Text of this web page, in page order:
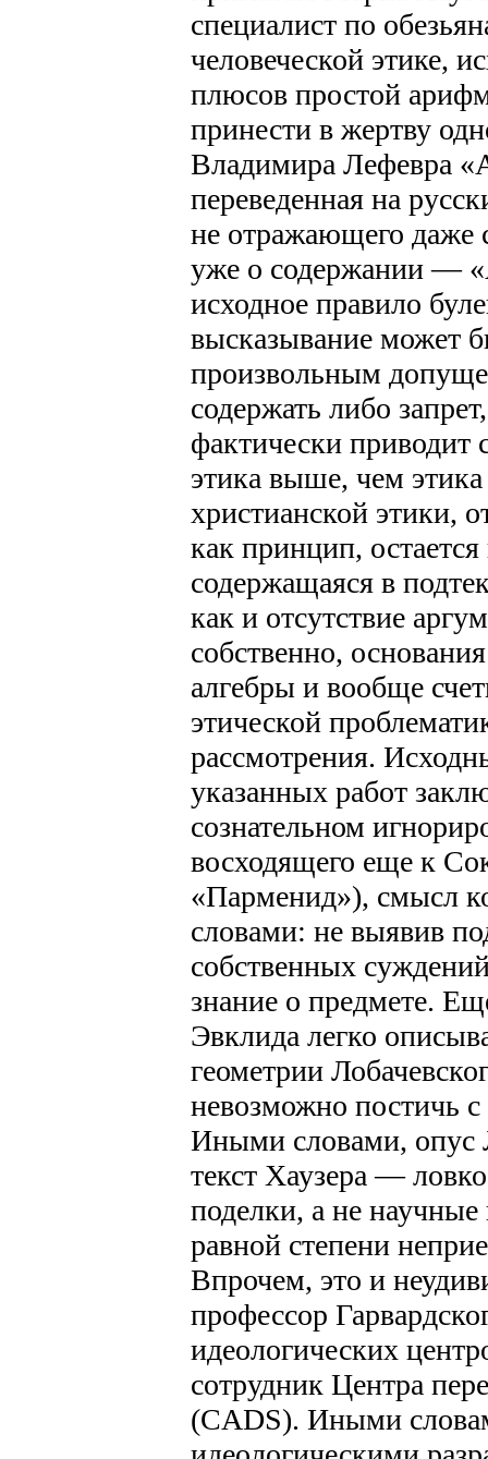
специалист по
человеческой этике,
плюсов простой
принести в жертву
Владимира Лефевра
переведенная на
не отражающего даже
уже о содержании —
исходное правило
высказывание может
произвольным
содержать либо
фактически приводит
этика выше, чем
христианской этики,
как принцип,
содержащаяся в
как и отсутствие
собственно,
алгебры и вообще
этической
рассмотрения.
указанных работ
сознательном
восходящего еще к
«Парменид»), смысл
словами: не выявив
собственных
знание о предмете.
Эвклида легко
геометрии
невозможно постичь
Иными словами, опус
текст Хаузера —
поделки, а не научные
равной степени
Впрочем, это и
профессор
идеологических
сотрудник Центра
(CADS). Иными